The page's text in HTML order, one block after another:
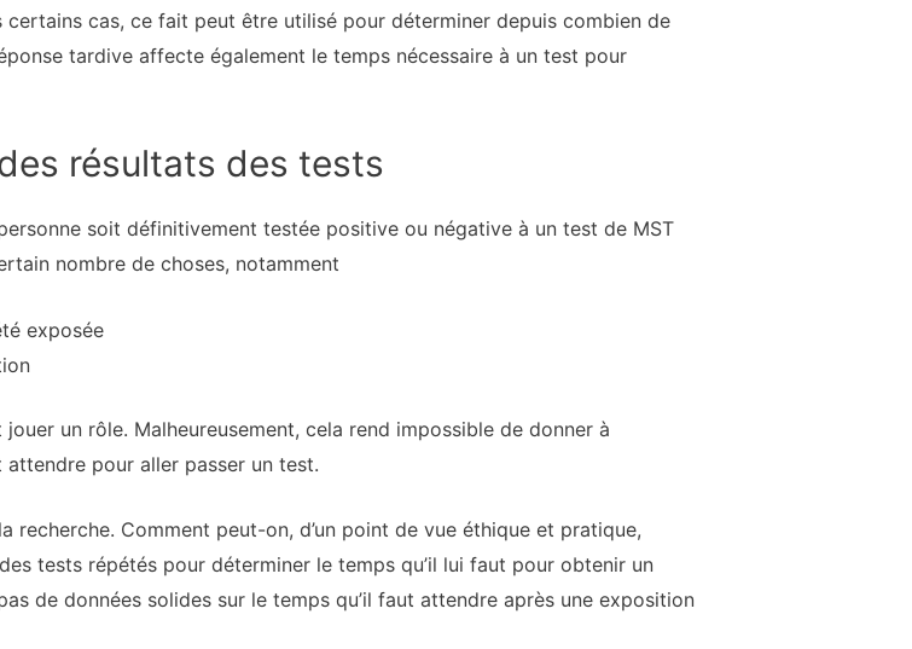
cas, ce fait peut être utilisé pour déterminer depuis combien de
tardive affecte également le temps nécessaire à un test pour
résultats des tests
soit définitivement testée positive ou négative à un test de MST
nombre de choses, notamment
exposée
un rôle. Malheureusement, cela rend impossible de donner à
attendre pour aller passer un test.
recherche. Comment peut-on, d’un point de vue éthique et pratique,
tests répétés pour déterminer le temps qu’il lui faut pour obtenir un
de données solides sur le temps qu’il faut attendre après une exposition